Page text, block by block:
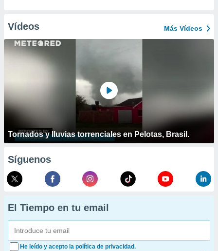
Vídeos Más Vídeos
Tornados y lluvias torrenciales en Pelotas, Brasil.
Síguenos
El Tiempo en tu email
He leído y acepto la política de privacidad.